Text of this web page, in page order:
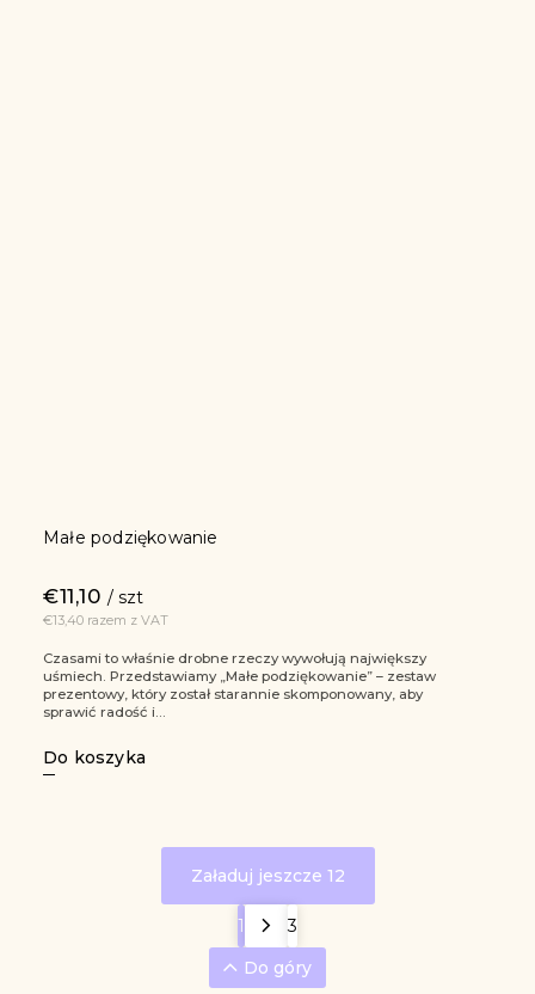
Małe podziękowanie
€13,40 razem z VAT
€11,10 / szt
Do koszyka
Czasami to właśnie drobne rzeczy wywołują największy
uśmiech. Przedstawiamy „Małe podziękowanie” – zestaw
prezentowy, który został starannie skomponowany, aby
sprawić radość i...
Załaduj jeszcze 12
1
3
Do góry